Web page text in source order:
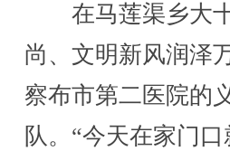
在马莲渠乡大十
尚、文明新风润泽
察布市第二医院的
队。“今天在家门